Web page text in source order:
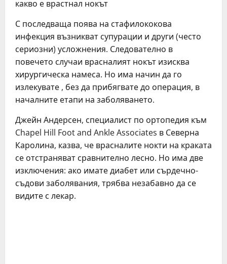
какво е врастнал нокът
С последваща поява на стафилококова
инфекция възникват супурации и други (често
сериозни) усложнения. Следователно в
повечето случаи врасналият нокът изисква
хирургическа намеса. Но има начин да го
излекувате , без да прибягвате до операция, в
началните етапи на заболяването.
Джейн Андерсен, специалист по ортопедия към
Chapel Hill Foot and Ankle Associates в Северна
Каролина, казва, че врасналите нокти на краката
се отстраняват сравнително лесно. Но има две
изключения: ако имате диабет или сърдечно-
съдови заболявания, трябва незабавно да се
видите с лекар.